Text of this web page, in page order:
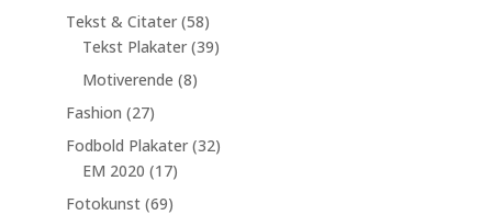
varer
Tekst & Citater 5858
varer
Tekst Plakater 3939
Motiverende 88
Fashion 2727
varer
Fodbold Plakater 3232
EM 2020 1717
varer
Fotokunst 6969